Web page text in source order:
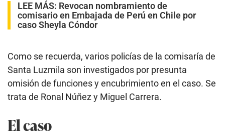
LEE MÁS: Revocan nombramiento de
comisario en Embajada de Perú en Chile por
caso Sheyla Cóndor
Como se recuerda, varios policías de la comisaría de
Santa Luzmila son investigados por presunta
omisión de funciones y encubrimiento en el caso. Se
trata de Ronal Núñez y Miguel Carrera.
El caso